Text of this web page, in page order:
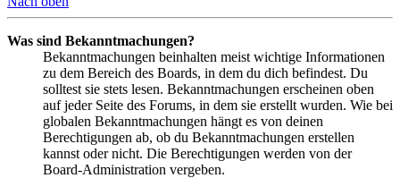
Was sind Bekanntmachungen?
Bekanntmachungen beinhalten meist wichtige Informationen
zu dem Bereich des Boards, in dem du dich befindest. Du
solltest sie stets lesen. Bekanntmachungen erscheinen oben
auf jeder Seite des Forums, in dem sie erstellt wurden. Wie bei
globalen Bekanntmachungen hängt es von deinen
Berechtigungen ab, ob du Bekanntmachungen erstellen
kannst oder nicht. Die Berechtigungen werden von der
Board-Administration vergeben.